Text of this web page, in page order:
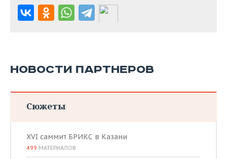
НОВОСТИ ПАРТНЕРОВ
Сюжеты
XVI саммит БРИКС в Казани
499 МАТЕРИАЛОВ